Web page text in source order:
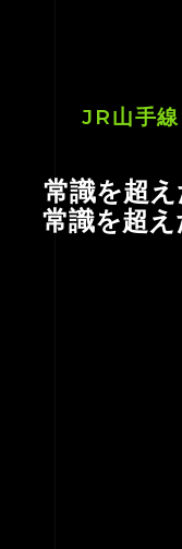
常識を超
常識を超
JR山手